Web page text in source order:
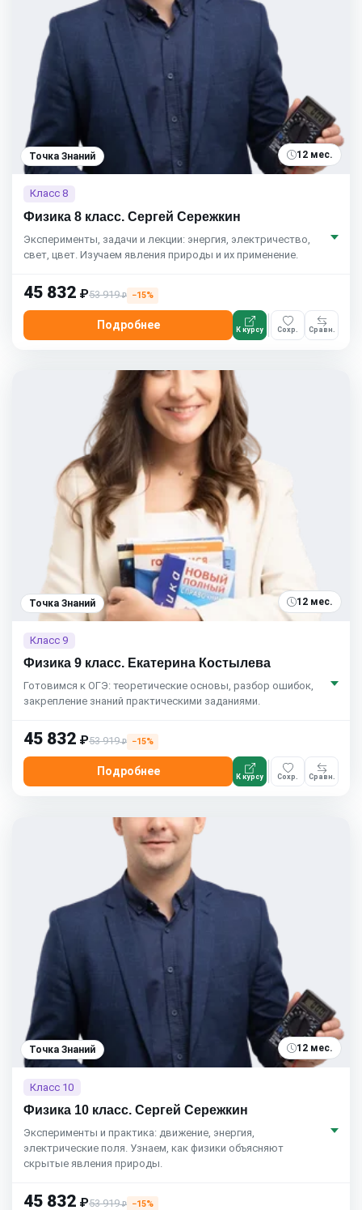
Точка Знаний 12 мес.
Класс 8
Физика 8 класс. Сергей Сережкин
Эксперименты, задачи и лекции: энергия, электричество,
свет, цвет. Изучаем явления природы и их применение.
45 832 ₽53 919₽ −15%
Подробнее К курсу Сохр. Сравн.
Точка Знаний 12 мес.
Класс 9
Физика 9 класс. Екатерина Костылева
Готовимся к ОГЭ: теоретические основы, разбор ошибок,
закрепление знаний практическими заданиями.
45 832 ₽53 919₽ −15%
Подробнее К курсу Сохр. Сравн.
Точка Знаний 12 мес.
Класс 10
Физика 10 класс. Сергей Сережкин
Эксперименты и практика: движение, энергия,
электрические поля. Узнаем, как физики объясняют
скрытые явления природы.
45 832 ₽53 919₽ −15%